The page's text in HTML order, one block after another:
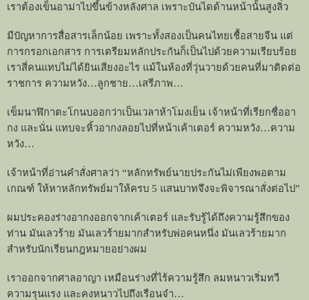
เราต้องเข็นอาม่าไปขึ้นข้างหลังศาล เพราะบันไดด้านหน้านั้นสูงลิ่ว
มีปัญหาการสื่อสารเล็กน้อย เพราะทั้งสองเป็นคนไทยเชื้อสายจีน แต่
การกรอกเอกสาร การเตรียมหลักประกันก็เป็นไปด้วยความเรียบร้อย
เราสี่คนแทบไม่ได้ยินเสียงอะไร แม้ในห้องที่วุ่นวายด้วยคนที่มาติดต่อ
ราชการ ความหวัง…ลูกชาย…เสรีภาพ…
เข็มนาฬิกาตะโกนบออกว่าเป็นเวลาห้าโมงเย็น เจ้าหน้าที่เรียกชื่ออา
กง และนั่น แทบจะหิ้วอากงลอยไปที่หน้าเค้าเตอร์ ความหวัง…ความ
หวัง…
เจ้าหน้าที่อ่านคำสั่งศาลว่า “หลักทรัพย์นายประกันไม่เพียงพอตาม
เกณฑ์ ให้หาหลักทรัพย์มาให้ครบ 5 แสนบาทจึงจะพิจารณาสั่งต่อไป ”
ผมประคองร่างอากงออกจากเค้าเตอร์ และรับรู้ได้ถึงความรู้สึกของ
ท่าน มันเลวร้าย มันเลวร้ายมากสำหรับพ่อคนหนึ่ง มันเลวร้ายมาก
สำหรับนักเรียนกฎหมายอย่างผม
เราออกจากศาลอาญา เหมือนร่างที่ไร้ความรู้สึก ลมหนาวเริ่มทวี
ความรุนแรง และคงหนาวไปถึงเรือนจำ…